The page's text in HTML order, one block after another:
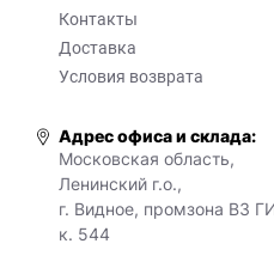
Контакты
Доставка
Условия возврата
Адрес офиса и склада:
Московская область,
Ленинский г.о.,
г. Видное, промзона ВЗ
к. 544